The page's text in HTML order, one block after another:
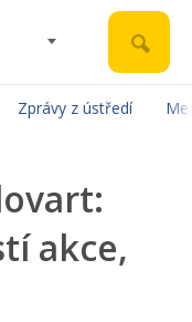
Zprávy z ústředí
akce,